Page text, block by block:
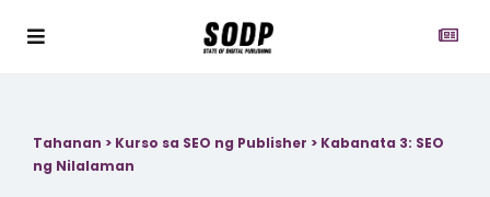
Tahanan > Kurso sa SEO ng Publisher > Kabanata 3: SEO
ng Nilalaman